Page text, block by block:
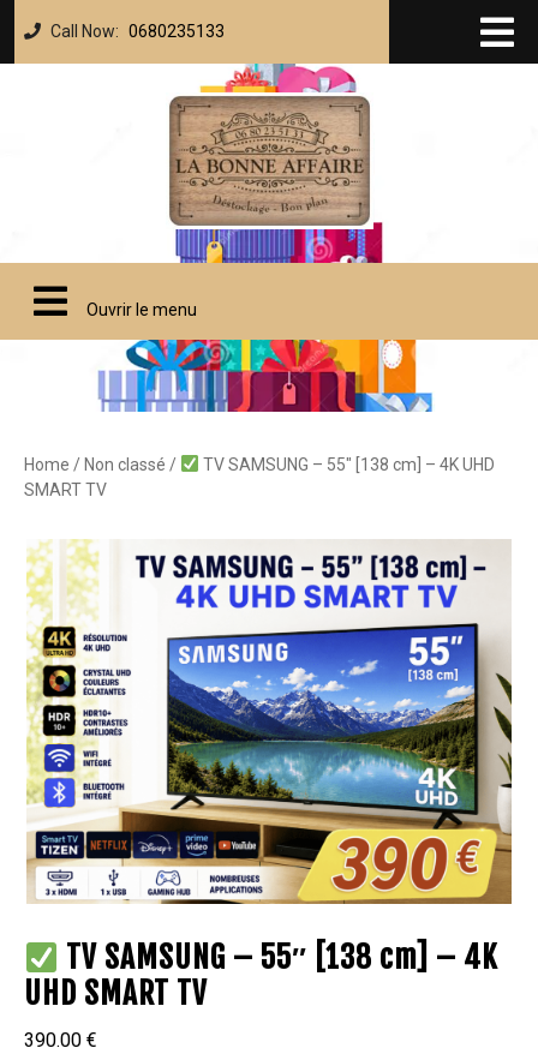
Call Now: 0680235133
Ouvrir le menu
Home / Non classé /
TV SAMSUNG – 55″ [138 cm] – 4K UHD
SMART TV
TV SAMSUNG – 55″ [138 cm] – 4K
UHD SMART TV
390.00 €